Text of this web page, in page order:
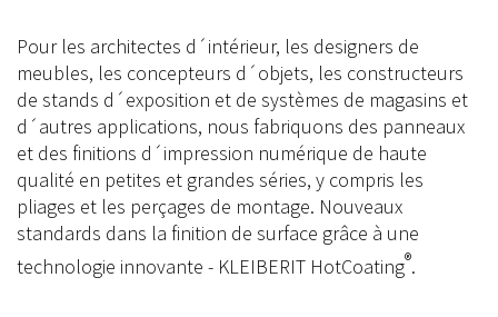
Pour les architectes d´intérieur, les designers de
meubles, les concepteurs d´objets, les constructeurs
de stands d´exposition et de systèmes de magasins et
d´autres applications, nous fabriquons des panneaux
et des finitions d´impression numérique de haute
qualité en petites et grandes séries, y compris les
pliages et les perçages de montage. Nouveaux
standards dans la finition de surface grâce à une
technologie innovante - KLEIBERIT HotCoating®.